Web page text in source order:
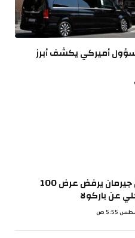
أميركي يكشف أبرز
باريس سان جيرمان يرفض عرض 100
عن باركولا